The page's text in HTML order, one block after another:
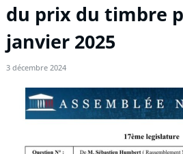
du prix du timbre
janvier 2025
3 décembre 2024